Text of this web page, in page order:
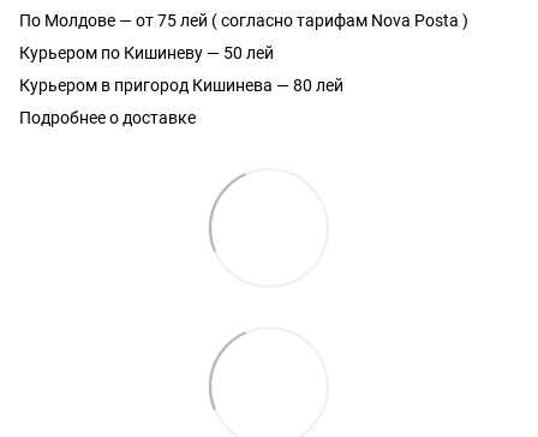
По Молдове — от 75 лей ( согласно тарифам Nova Posta )
Курьером по Кишиневу — 50 лей
Курьером в пригород Кишинева — 80 лей
Подробнее о доставке